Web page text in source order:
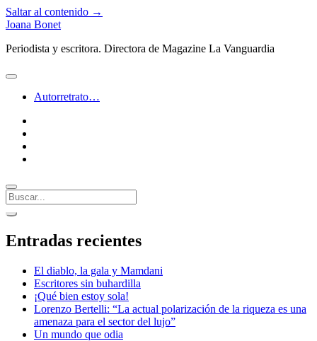
Saltar al contenido →
Joana Bonet
Periodista y escritora. Directora de Magazine La Vanguardia
abrir
Autorretrato…
Buscar
Barra
lateral
abrir
lateral
Entradas recientes
El diablo, la gala y Mamdani
Escritores sin buhardilla
¡Qué bien estoy sola!
Lorenzo Bertelli: “La actual polarización de la riqueza es una
amenaza para el sector del lujo”
Un mundo que odia